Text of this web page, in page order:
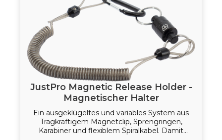
JustPro Magnetic Release Holder -
Magnetischer Halter
Ein ausgeklügeltes und variables System aus
Tragkräftigem Magnetclip, Sprengringen,
Karabiner und flexiblem Spiralkabel. Damit